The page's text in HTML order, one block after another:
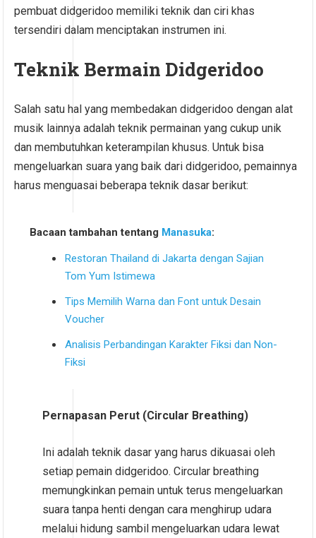
pembuat didgeridoo memiliki teknik dan ciri khas
tersendiri dalam menciptakan instrumen ini.
Teknik Bermain Didgeridoo
Salah satu hal yang membedakan didgeridoo dengan alat
musik lainnya adalah teknik permainan yang cukup unik
dan membutuhkan keterampilan khusus. Untuk bisa
mengeluarkan suara yang baik dari didgeridoo, pemainnya
harus menguasai beberapa teknik dasar berikut:
Bacaan tambahan tentang Manasuka:
Restoran Thailand di Jakarta dengan Sajian
Tom Yum Istimewa
Tips Memilih Warna dan Font untuk Desain
Voucher
Analisis Perbandingan Karakter Fiksi dan Non-
Fiksi
Pernapasan Perut (Circular Breathing)
Ini adalah teknik dasar yang harus dikuasai oleh
setiap pemain didgeridoo. Circular breathing
memungkinkan pemain untuk terus mengeluarkan
suara tanpa henti dengan cara menghirup udara
melalui hidung sambil mengeluarkan udara lewat